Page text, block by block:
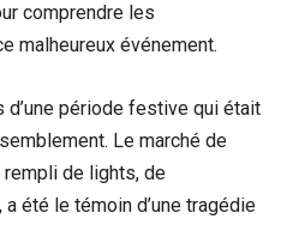
comprendre les
malheureux événement.
d’une période festive qui était
Le marché de
rempli de lights, de
été le témoin d’une tragédie